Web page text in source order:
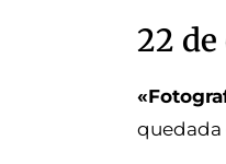
22
quedada